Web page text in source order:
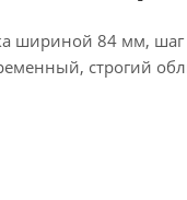
шириной 84 мм,
строгий